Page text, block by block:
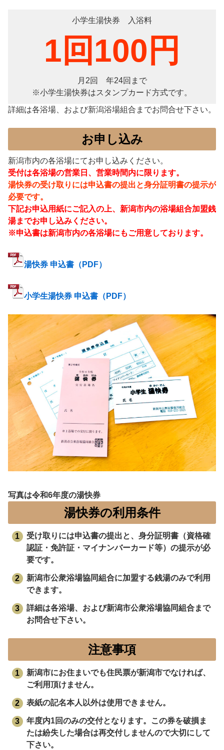
小学生湯快券 入浴料
1回100円
月2回 年24回まで
※小学生湯快券はスタンプカード方式です。
詳細は各浴場、および新潟浴場組合までお問合せ下さい。
お申し込み
新潟市内の各浴場にてお申し込みください。
受付は各浴場の営業日、営業時間内に限ります。
湯快券の受け取りには申込書の提出と身分証明書の提示が
必要です。
下記お申込用紙にご記入の上、新潟市内の浴場組合加盟銭
湯までお申し込みください。
※申込書は新潟市内の各浴場にもご用意しております。
湯快券 申込書（PDF）
小学生湯快券 申込書（PDF）
写真は令和6年度の湯快券
湯快券の利用条件
受け取りには申込書の提出と、身分証明書（資格確
認証・免許証・マイナンバーカード等）の提示が必
要です。
新潟市公衆浴場協同組合に加盟する銭湯のみで利用
できます。
詳細は各浴場、および新潟市公衆浴場協同組合まで
お問合せ下さい。
注意事項
新潟市にお住まいでも住民票が新潟市でなければ、
ご利用頂けません。
表紙の記名本人以外は使用できません。
年度内1回のみの交付となります。この券を破損ま
たは紛失した場合は再交付しませんので大切にして
下さい。